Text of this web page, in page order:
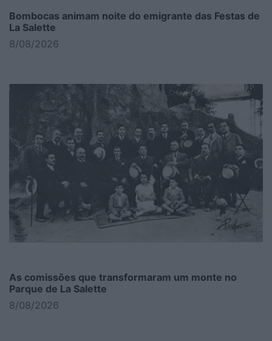
Bombocas animam noite do emigrante das Festas de
La Salette
8/08/2026
As comissões que transformaram um monte no
Parque de La Salette
8/08/2026